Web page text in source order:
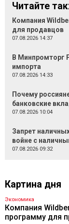
Читайте
Компания
для продавцов
07.08.2026 14:37
В Минпромторг
импорта
07.08.2026 14:33
Почему
банковские
07.08.2026 10:04
Запрет
войне с
07.08.2026 09:32
Картина дня
Экономика
Компания
программу для